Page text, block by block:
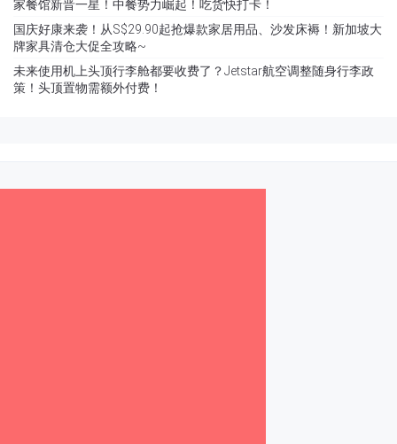
家餐馆新晋一星！中餐势力崛起！吃货快打卡！
国庆好康来袭！从S$29.90起抢爆款家居用品、沙发床褥！新加坡大
牌家具清仓大促全攻略~
未来使用机上头顶行李舱都要收费了？Jetstar航空调整随身行李政
策！头顶置物需额外付费！